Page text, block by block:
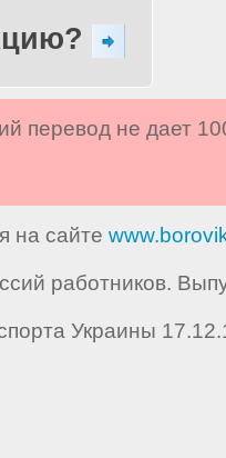
перевод не дает
на сайте
работников.
Украины